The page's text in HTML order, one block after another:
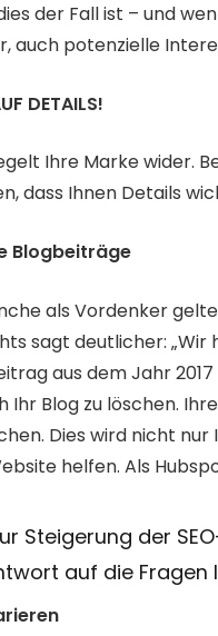
der Fall ist – und
auch potenzielle
DETAILS!
Ihre Marke wider.
dass Ihnen Details
Blogbeiträge
als Vordenker
sagt deutlicher:
aus dem Jahr
Ihr Blog zu löschen.
Dies wird nicht
helfen. Als
Steigerung der
auf die Fragen